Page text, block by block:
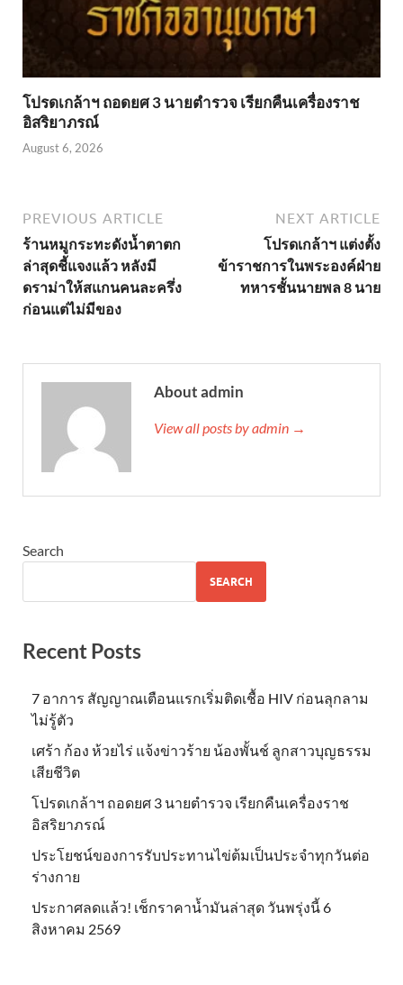
โปรดเกล้าฯ ถอดยศ 3 นายตำรวจ เรียกคืนเครื่องราช
อิสริยาภรณ์
August 6, 2026
PREVIOUS ARTICLE
ร้านหมูกระทะดังนํ้าตาตก
ล่าสุดชี้แจงแล้ว หลังมี
ดราม่าให้สแกนคนละครึ่ง
ก่อนแต่ไม่มีของ
NEXT ARTICLE
โปรดเกล้าฯ แต่งตั้ง
ข้าราชการในพระองค์ฝ่าย
ทหารชั้นนายพล 8 นาย
About admin
View all posts by admin →
Search
SEARCH
Recent Posts
7 อาการ สัญญาณเตือนแรกเริ่มติดเชื้อ HIV ก่อนลุกลาม
ไม่รู้ตัว
เศร้า ก้อง ห้วยไร่ แจ้งข่าวร้าย น้องพั้นช์ ลูกสาวบุญธรรม
เสียชีวิต
โปรดเกล้าฯ ถอดยศ 3 นายตำรวจ เรียกคืนเครื่องราช
อิสริยาภรณ์
ประโยชน์ของการรับประทานไข่ต้มเป็นประจำทุกวันต่อ
ร่างกาย
ประกาศลดแล้ว! เช็กราคาน้ำมันล่าสุด วันพรุ่งนี้ 6
สิงหาคม 2569